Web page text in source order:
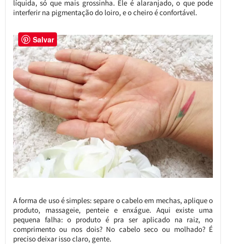
líquida, só que mais grossinha. Ele é alaranjado, o que pode
interferir na pigmentação do loiro, e o cheiro é confortável.
A forma de uso é simples: separe o cabelo em mechas, aplique o
produto, massageie, penteie e enxágue. Aqui existe uma
pequena falha: o produto é pra ser aplicado na raiz, no
comprimento ou nos dois? No cabelo seco ou molhado? É
preciso deixar isso claro, gente.
Salvar